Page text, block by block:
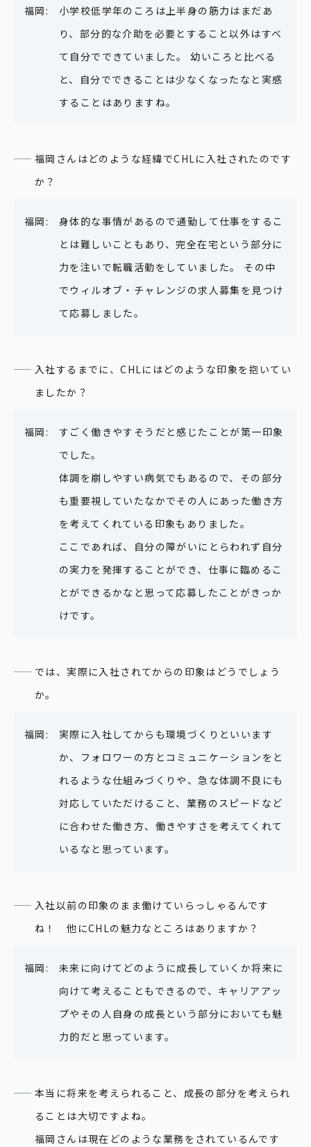
小学校低学年のころは上半身の筋力はまだあ
り、部分的な介助を必要とすること以外はすべ
て自分でできていました。 幼いころと比べる
と、自分でできることは少なくなったなと実感
することはありますね。
福岡さんはどのような経緯でCHLに入社されたのです
か？
身体的な事情があるので通勤して仕事をするこ
とは難しいこともあり、完全在宅という部分に
力を注いで転職活動をしていました。 その中
でウィルオブ・チャレンジの求人募集を見つけ
て応募しました。
入社するまでに、CHLにはどのような印象を抱いてい
ましたか？
すごく働きやすそうだと感じたことが第一印象
でした。
体調を崩しやすい病気でもあるので、その部分
も重要視していたなかでその人にあった働き方
を考えてくれている印象もありました。
ここであれば、自分の障がいにとらわれず自分
の実力を発揮することができ、仕事に臨めるこ
とができるかなと思って応募したことがきっか
けです。
では、実際に入社されてからの印象はどうでしょう
か。
実際に入社してからも環境づくりといいます
か、フォロワーの方とコミュニケーションをと
れるような仕組みづくりや、急な体調不良にも
対応していただけること、業務のスピードなど
に合わせた働き方、働きやすさを考えてくれて
いるなと思っています。
入社以前の印象のまま働けていらっしゃるんです
ね！ 他にCHLの魅力なところはありますか？
未来に向けてどのように成長していくか将来に
向けて考えることもできるので、キャリアアッ
プやその人自身の成長という部分においても魅
力的だと思っています。
本当に将来を考えられること、成長の部分を考えられ
ることは大切ですよね。
福岡さんは現在どのような業務をされているんです